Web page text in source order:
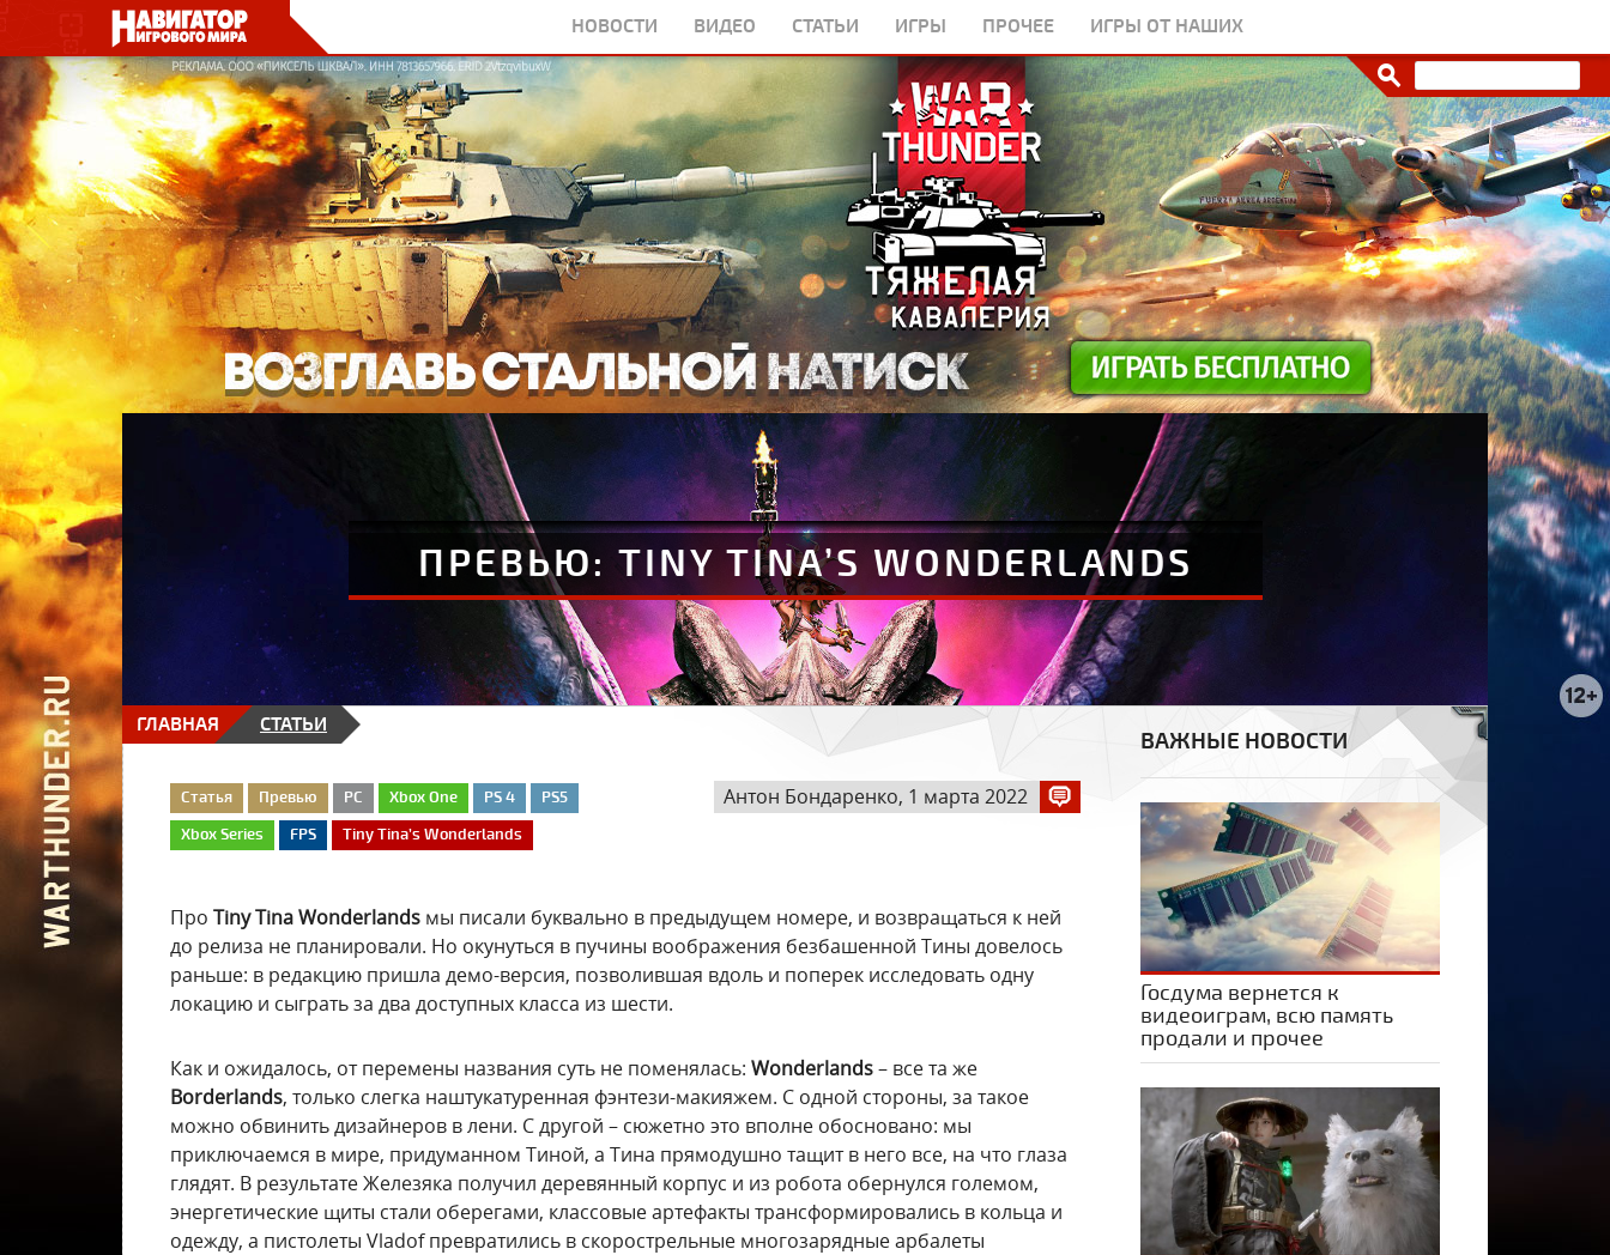
НОВОСТИ ВИДЕО СТАТЬИ ИГРЫ ПРОЧЕЕ ИГРЫ ОТ НАШИХ
ПРЕВЬЮ: TINY TINA’S WONDERLANDS
ГЛАВНАЯ СТАТЬИ
Антон Бондаренко, 1 марта 2022
Статья Превью PC Xbox One PS 4
PS5
Xbox Series
FPS Tiny Tina’s Wonderlands
Про Tiny Tina Wonderlands мы писали буквально в предыдущем номере, и возвращаться к ней
до релиза не планировали. Но окунуться в пучины воображения безбашенной Тины довелось
раньше: в редакцию пришла демо-версия, позволившая вдоль и поперек исследовать одну
локацию и сыграть за два доступных класса из шести.
Как и ожидалось, от перемены названия суть не поменялась: Wonderlands– все та же
Borderlands, только слегка наштукатуренная фэнтези-макияжем. С одной стороны, за такое
можно обвинить дизайнеров в лени. С другой – сюжетно это вполне обосновано: мы
приключаемся в мире, придуманном Тиной, а Тина прямодушно тащит в него все, на что глаза
глядят. В результате Железяка получил деревянный корпус и из робота обернулся големом,
энергетические щиты стали оберегами, классовые артефакты трансформировались в кольца и
одежду, а пистолеты Vladof превратились в скорострельные многозарядные арбалеты
ВАЖНЫЕ НОВОСТИ
Госдума вернется к
видеоиграм, всю память
продали и прочее